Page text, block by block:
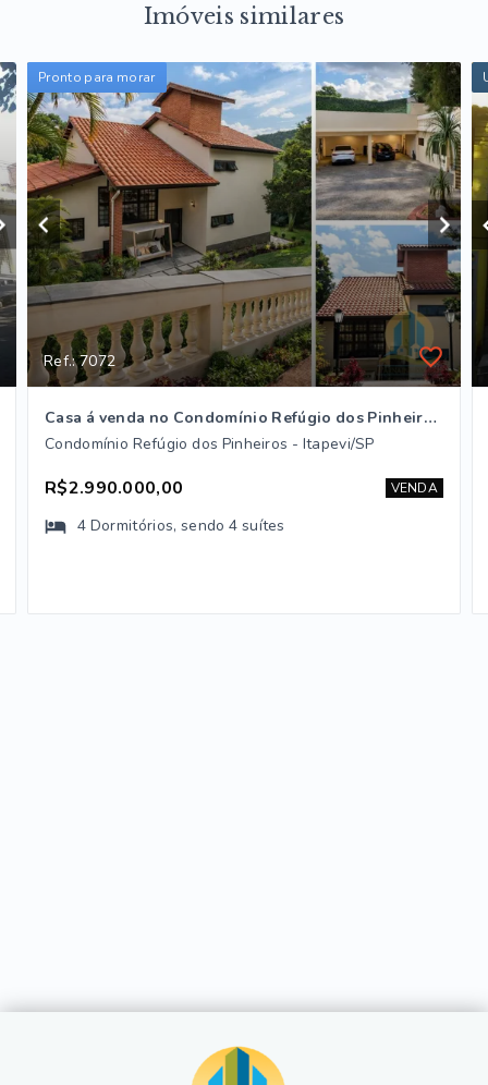
Imóveis similares
Pronto para morar
Ref.: 7072
Casa á venda no Condomínio Refúgio dos Pinheiros! Itapevi
Condomínio Refúgio dos Pinheiros - Itapevi/SP
R$2.990.000,00 VENDA
4 Dormitórios, sendo4 suítes